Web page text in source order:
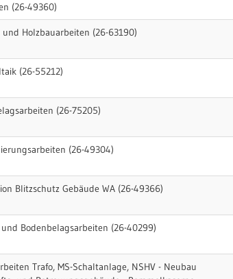
(26-49360)
und Holzbauarbeiten (26-63190)
(26-55212)
(26-75205)
(26-49304)
Blitzschutz Gebäude WA (26-49366)
Bodenbelagsarbeiten (26-40299)
Trafo, MS-Schaltanlage, NSHV - Neubau